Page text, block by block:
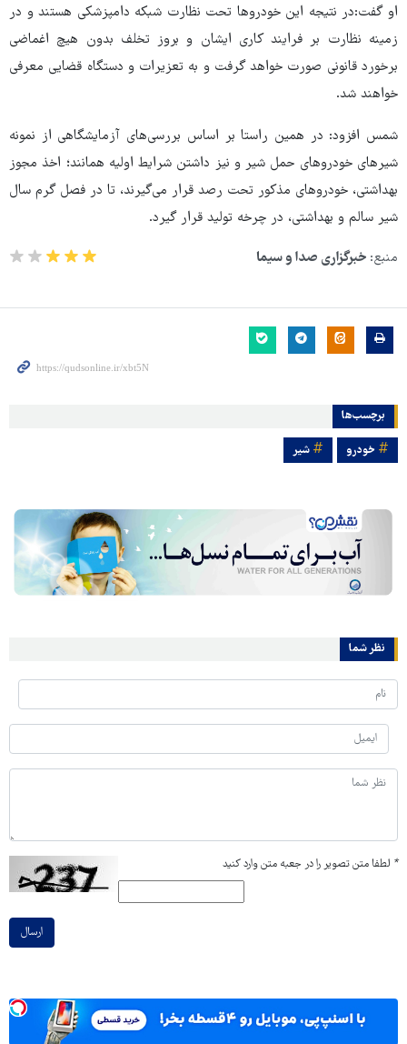
او گفت:در نتیجه این خودروها تحت نظارت شبکه دامپزشکی هستند و در
زمینه نظارت بر فرایند کاری ایشان و بروز تخلف بدون هیچ اغماضی
برخورد قانونی صورت خواهد گرفت و به تعزیرات و دستگاه قضایی معرفی
خواهند شد.
شمس افزود: در همین راستا بر اساس بررسی‌های آزمایشگاهی از نمونه
شیرهای خودروهای حمل شیر و نیز داشتن شرایط اولیه همانند؛ اخذ مجوز
بهداشتی، خودروهای مذکور تحت رصد قرار می‌گیرند، تا در فصل گرم سال
شیر سالم و بهداشتی، در چرخه تولید قرار گیرد.
منبع: خبرگزاری صدا و سیما
برچسب‌ها
خودرو شیر
نظر شما
* لطفا متن تصویر را در جعبه متن وارد کنید
ارسال